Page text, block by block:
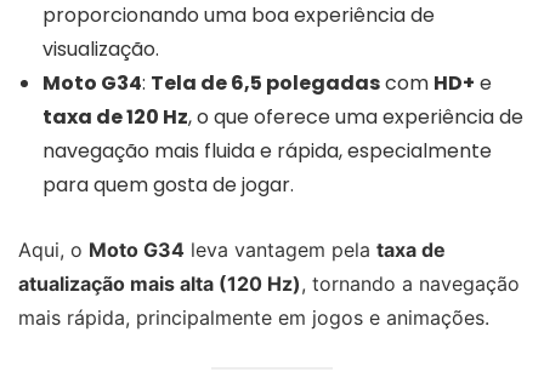
proporcionando uma boa experiência de
visualização.
Moto G34: Tela de 6,5 polegadascom HD+ e
taxa de 120 Hz, o que oferece uma experiência de
navegação mais fluida e rápida, especialmente
para quem gosta de jogar.
Aqui, o Moto G34 leva vantagem pela taxa de
atualização mais alta (120 Hz), tornando a navegação
mais rápida, principalmente em jogos e animações.